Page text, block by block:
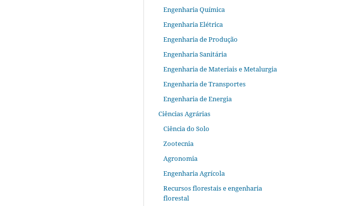
Engenharia Química
Engenharia Elétrica
Engenharia de Produção
Engenharia Sanitária
Engenharia de Materiais e Metalurgia
Engenharia de Transportes
Engenharia de Energia
Ciências Agrárias
Ciência do Solo
Zootecnia
Agronomia
Engenharia Agrícola
Recursos florestais e engenharia
florestal